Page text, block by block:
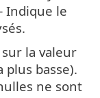
Indique le
la valeur
plus basse).
ne sont